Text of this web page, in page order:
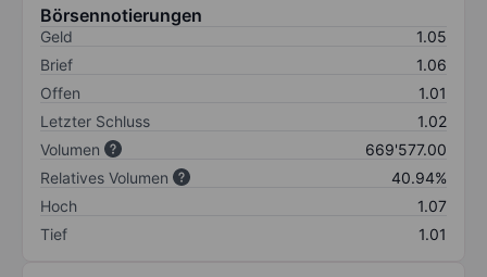
Börsennotierungen
Geld
1.05
Brief
1.06
Offen
1.01
Letzter Schluss
1.02
Volumen
669'577.00
Relatives Volumen
40.94%
Hoch
1.07
Tief
1.01